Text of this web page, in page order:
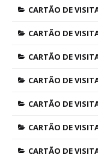
CARTÃO DE
CARTÃO DE
CARTÃO DE
CARTÃO DE
CARTÃO DE
CARTÃO DE
CARTÃO DE